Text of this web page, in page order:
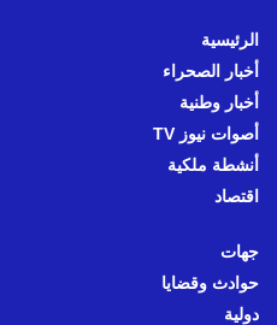
الرئيسية
أخبار الصحراء
أخبار وطنية
أصوات نيوز TV
أنشطة ملكية
اقتصاد
جهات
حوادث وقضايا
دولية